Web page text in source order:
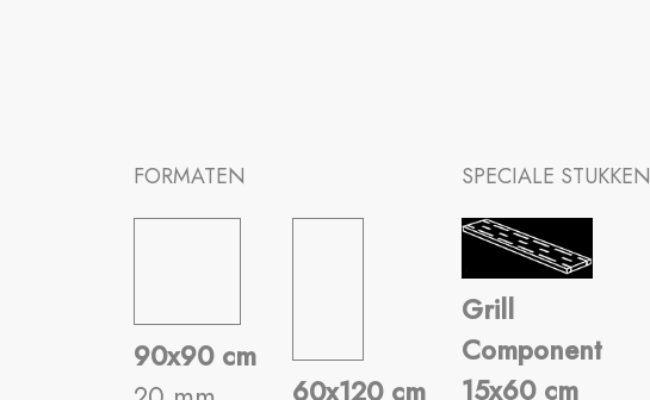
FORMATEN
90x90 cm
SPECIALE STUKKEN
Grill
Component
15x60 cm